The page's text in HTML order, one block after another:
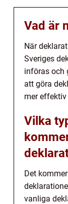
Vad är
När
Sveriges
införas och
att göra
mer
Vilka
Det
vanliga